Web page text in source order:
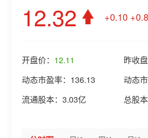
12.32 +0.10
开盘价： 12.11 昨收盘
动态市盈率： 136.13 动态市
流通股本： 3.03亿 总股本